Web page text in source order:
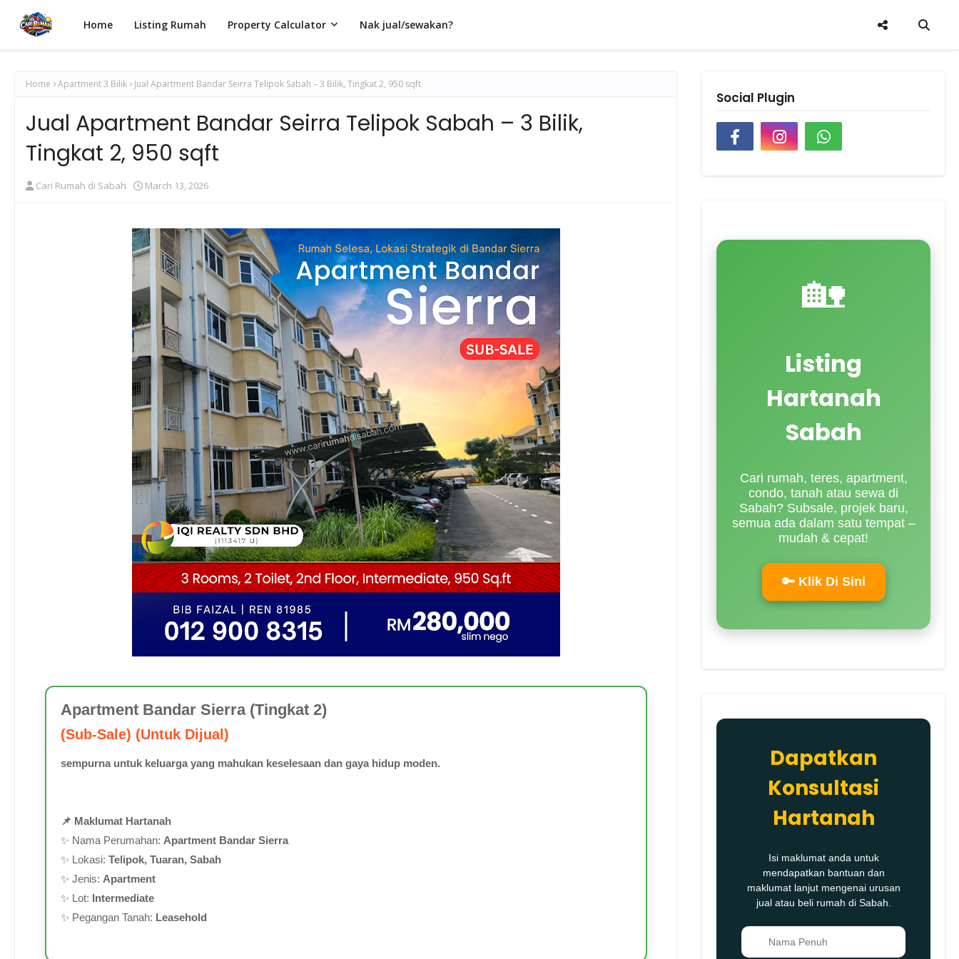
Home Listing Rumah Property Calculator Nak jual/sewakan?
Home Apartment 3 Bilik Jual Apartment Bandar Seirra Telipok Sabah – 3 Bilik, Tingkat 2, 950 sqft
Jual Apartment Bandar Seirra Telipok Sabah – 3 Bilik,
Tingkat 2, 950 sqft
Cari Rumah di Sabah March 13, 2026
Apartment Bandar Sierra (Tingkat 2)
(Sub-Sale) (Untuk Dijual)
sempurna untuk keluarga yang mahukan keselesaan dan gaya hidup moden.
📌 Maklumat Hartanah
✨ Nama Perumahan: Apartment Bandar Sierra
✨ Lokasi: Telipok, Tuaran, Sabah
✨ Jenis: Apartment
✨ Lot: Intermediate
✨ Pegangan Tanah: Leasehold
Social Plugin
🏡
Listing
Hartanah
Sabah
Cari rumah, teres, apartment,
condo, tanah atau sewa di
Sabah? Subsale, projek baru,
semua ada dalam satu tempat –
mudah & cepat!
🔑 Klik Di Sini
Dapatkan
Konsultasi
Hartanah
Isi maklumat anda untuk
mendapatkan bantuan dan
maklumat lanjut mengenai urusan
jual atau beli rumah di Sabah.